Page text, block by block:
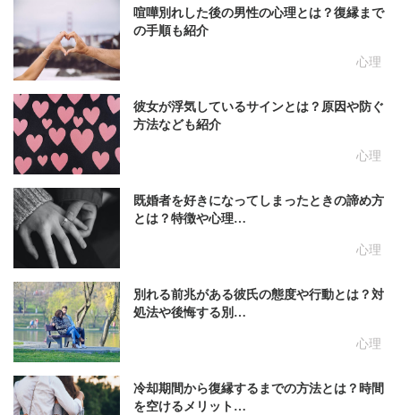
心理
喧嘩別れした後の男性の心理とは？復縁まで
の手順も紹介
心理
彼女が浮気しているサインとは？原因や防ぐ
方法なども紹介
心理
既婚者を好きになってしまったときの諦め方
とは？特徴や心理…
心理
別れる前兆がある彼氏の態度や行動とは？対
処法や後悔する別…
冷却期間から復縁するまでの方法とは？時間
を空けるメリット…